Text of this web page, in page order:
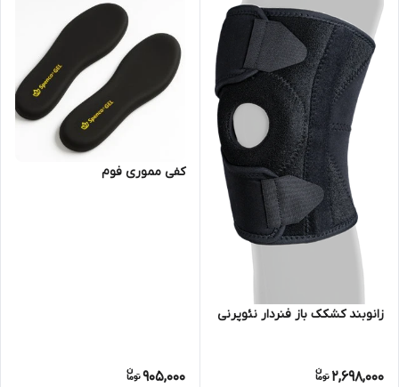
زانوبند کشکک باز فنردار نئوپرنی
2,698,000
کفی مموری فوم
905,000